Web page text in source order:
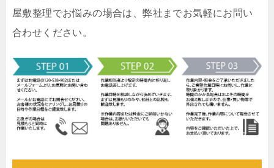
屋敷整理でお悩みの場合は、弊社までお気軽にお問い
合わせください。